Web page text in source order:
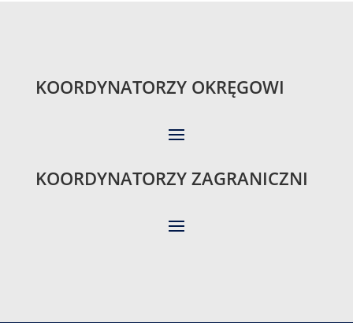
KOORDYNATORZY OKRĘGOWI
KOORDYNATORZY ZAGRANICZNI